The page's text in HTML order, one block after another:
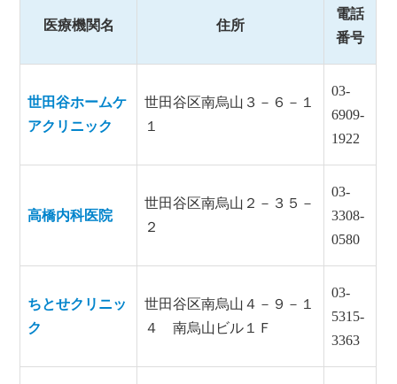
医療機関名 住所
電話
番号
世田谷ホームケ
アクリニック
世田谷区南烏山３－６－１
１
03-
6909-
1922
高橋内科医院
世田谷区南烏山２－３５－
２
03-
3308-
0580
ちとせクリニッ
ク
世田谷区南烏山４－９－１
４ 南烏山ビル１Ｆ
03-
5315-
3363